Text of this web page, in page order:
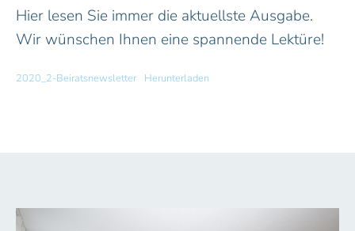
Hier lesen Sie immer die aktuellste Ausgabe.
Wir wünschen Ihnen eine spannende Lektüre!
2020_2-Beiratsnewsletter Herunterladen